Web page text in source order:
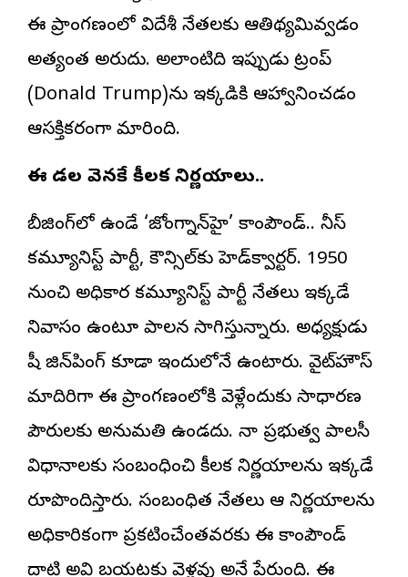
ఈ ప్రాంగణంలో విదేశీ నేతలకు ఆతిథ్యమివ్వడం
అత్యంత అరుదు. అలాంటిది ఇప్పుడు ట్రంప్‌
(Donald Trump)ను ఇక్కడికి ఆహ్వానించడం
ఆసక్తికరంగా మారింది.
ఈ గోడల వెనకే కీలక నిర్ణయాలు..
బీజింగ్‌లో ఉండే ‘జోంగ్నాన్‌హై’ కాంపౌండ్‌.. చైనీస్‌
కమ్యూనిస్ట్‌ పార్టీ, కౌన్సిల్‌కు హెడ్‌క్వార్టర్. 1950
నుంచి అధికార కమ్యూనిస్ట్‌ పార్టీ నేతలు ఇక్కడే
నివాసం ఉంటూ పాలన సాగిస్తున్నారు. అధ్యక్షుడు
షీ జిన్‌పింగ్‌ కూడా ఇందులోనే ఉంటారు. వైట్‌హౌస్‌
మాదిరిగా ఈ ప్రాంగణంలోకి వెళ్లేందుకు సాధారణ
పౌరులకు అనుమతి ఉండదు. చైనా ప్రభుత్వ పాలసీ
విధానాలకు సంబంధించి కీలక నిర్ణయాలను ఇక్కడే
రూపొందిస్తారు. సంబంధిత నేతలు ఆ నిర్ణయాలను
అధికారికంగా ప్రకటించేంతవరకు ఈ కాంపౌండ్‌
దాటి అవి బయటకు వెళ్లవు అనే పేరుంది. ఈ